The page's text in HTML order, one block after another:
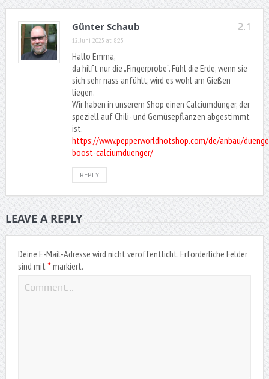
2.1
Günter Schaub
12. Juni 2025 at 8:25
Hallo Emma,
da hilft nur die „Fingerprobe“. Fühl die Erde, wenn sie
sich sehr nass anfühlt, wird es wohl am Gießen
liegen.
Wir haben in unserem Shop einen Calciumdünger, der
speziell auf Chili- und Gemüsepflanzen abgestimmt
ist.
https://www.pepperworldhotshop.com/de/anbau/
boost-calciumduenger/
REPLY
LEAVE A REPLY
Deine E-Mail-Adresse wird nicht veröffentlicht.Erforderliche Felder
sind mit *markiert.